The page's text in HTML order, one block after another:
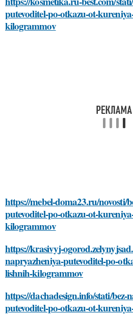
putevoditel-po-otkazu-ot-
kilogrammov
https://mebel-doma23.ru/novosti/
putevoditel-po-otkazu-ot-
kilogrammov
https://krasivyj-
napryazheniya-putevoditel-po-
lishnih-kilogrammov
https://dachadesign.info/stati/bez-
putevoditel-po-otkazu-ot-